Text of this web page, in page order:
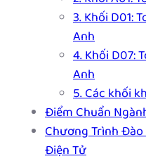
3. Khối D01:
Anh
4. Khối D07:
Anh
5. Các khối
Điểm Chuẩn
Chương Trình
Điện Tử